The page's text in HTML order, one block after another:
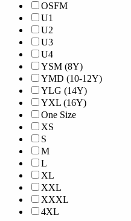
OSFM
U1
U2
U3
U4
YSM (8Y)
YMD (10-12Y)
YLG (14Y)
YXL (16Y)
One Size
XS
S
M
L
XL
XXL
XXXL
4XL